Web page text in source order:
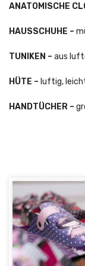
ANATOMISCHE
HAUSSCHUHE –
TUNIKEN – aus
HÜTE – luftig,
HANDTÜCHER –